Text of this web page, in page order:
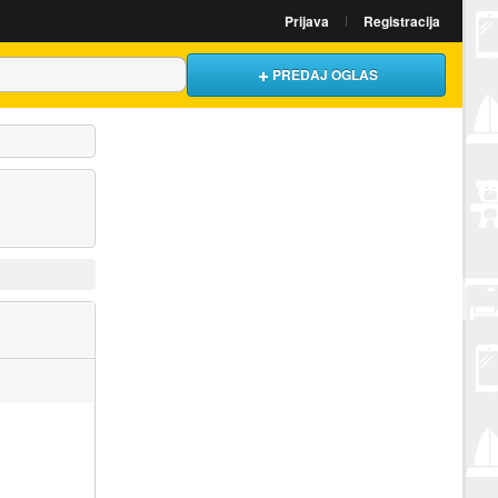
Prijava Registracija
PREDAJ OGLAS